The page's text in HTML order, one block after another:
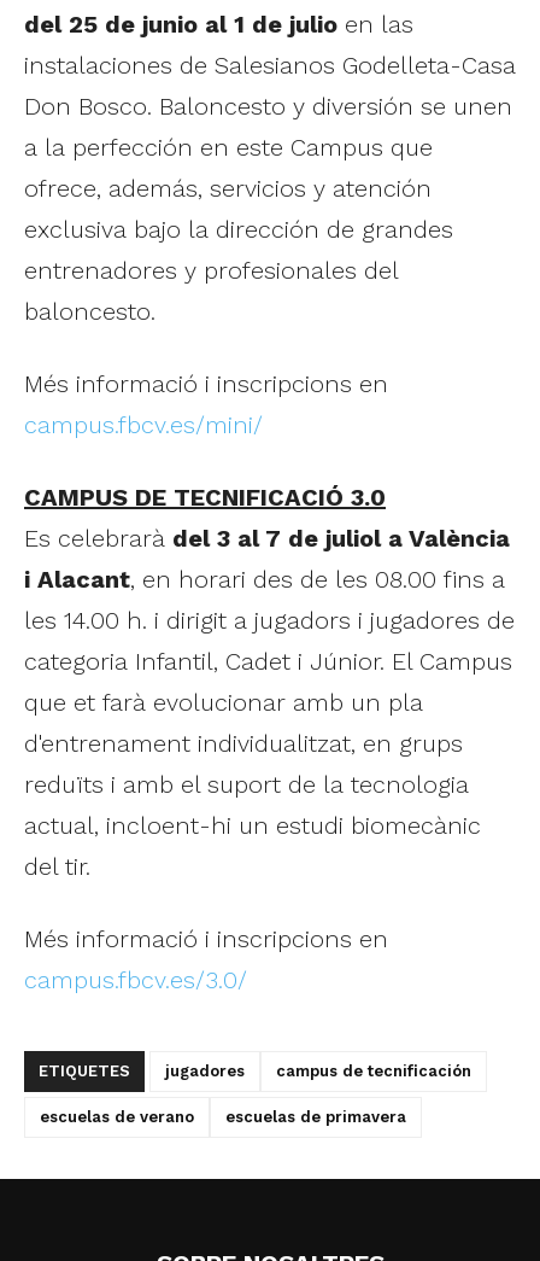
del 25 de junio al 1 de julio en las
instalaciones de Salesianos Godelleta-Casa
Don Bosco. Baloncesto y diversión se unen
a la perfección en este Campus que
ofrece, además, servicios y atención
exclusiva bajo la dirección de grandes
entrenadores y profesionales del
baloncesto.
Més informació i inscripcions en
campus.fbcv.es/mini/
CAMPUS DE TECNIFICACIÓ 3.0
Es celebrarà del 3 al 7 de juliol a València
i Alacant, en horari des de les 08.00 fins a
les 14.00 h. i dirigit a jugadors i jugadores de
categoria Infantil, Cadet i Júnior. El Campus
que et farà evolucionar amb un pla
d'entrenament individualitzat, en grups
reduïts i amb el suport de la tecnologia
actual, incloent-hi un estudi biomecànic
del tir.
Més informació i inscripcions en
campus.fbcv.es/3.0/
ETIQUETES jugadores campus de tecnificación
escuelas de verano escuelas de primavera